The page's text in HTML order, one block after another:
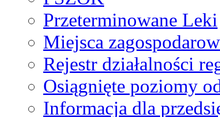
Przeterminowane Leki
Miejsca
Rejestr działalności
Osiągnięte poziomy
Informacja dla